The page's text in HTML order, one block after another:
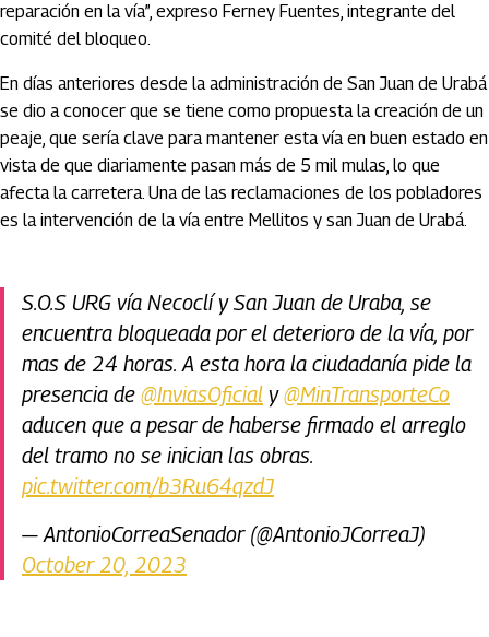
reparación en la vía”, expreso Ferney Fuentes, integrante del
comité del bloqueo.
En días anteriores desde la administración de San Juan de Urabá
se dio a conocer que se tiene como propuesta la creación de un
peaje, que sería clave para mantener esta vía en buen estado en
vista de que diariamente pasan más de 5 mil mulas, lo que
afecta la carretera. Una de las reclamaciones de los pobladores
es la intervención de la vía entre Mellitos y san Juan de Urabá.
S.O.S URG vía Necoclí y San Juan de Uraba, se
encuentra bloqueada por el deterioro de la vía, por
mas de 24 horas. A esta hora la ciudadanía pide la
presencia de @InviasOficial y@MinTransporteCo
aducen que a pesar de haberse firmado el arreglo
del tramo no se inician las obras.
pic.twitter.com/b3Ru64qzdJ
— AntonioCorreaSenador (@AntonioJCorreaJ)
October 20, 2023